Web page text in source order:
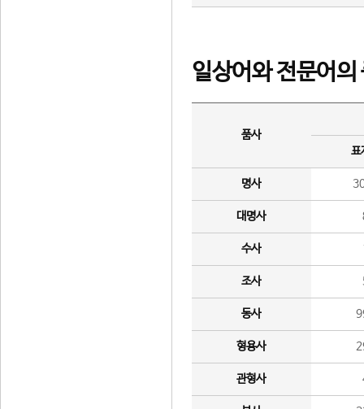
일상어와 전문어의
품사
표
명사
대명사
수사
조사
동사
형용사
관형사